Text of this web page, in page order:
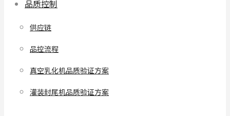
品质控制
供应链
品控流程
真空乳化机品质验证方案
灌装封尾机品质验证方案